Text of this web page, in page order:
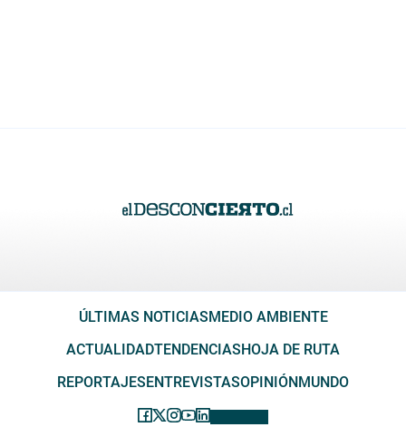
ÚLTIMAS NOTICIAS MEDIO AMBIENTE
ACTUALIDADTENDENCIAS HOJA DE RUTA
REPORTAJES ENTREVISTASOPINIÓN MUNDO